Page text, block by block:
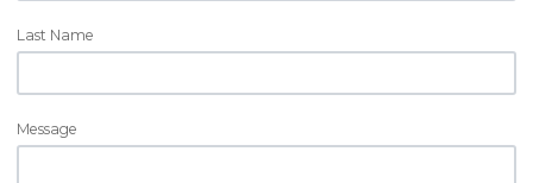
Last Name
Message